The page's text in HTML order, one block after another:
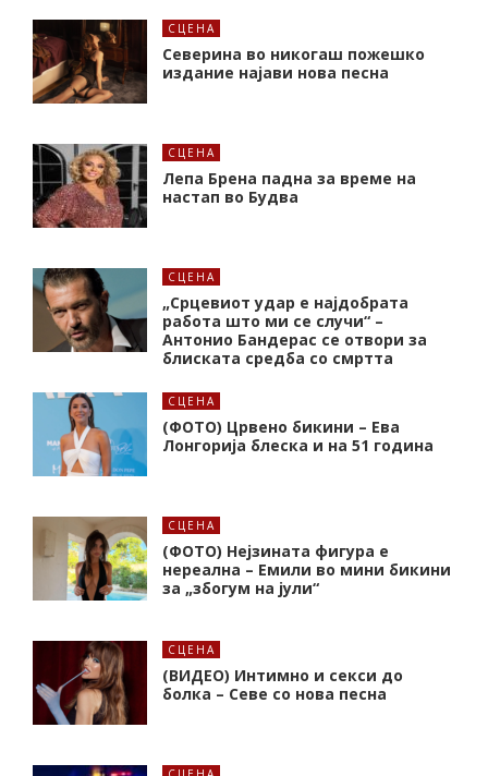
СЦЕНА
Северина во никогаш пожешко
издание најави нова песна
СЦЕНА
Лепа Брена падна за време на
настап во Будва
СЦЕНА
„Срцевиот удар е најдобрата
работа што ми се случи“ –
Антонио Бандерас се отвори за
блиската средба со смртта
СЦЕНА
(ФОТО) Црвено бикини – Ева
Лонгорија блеска и на 51 година
СЦЕНА
(ФОТО) Нејзината фигура е
нереална – Емили во мини бикини
за „збогум на јули“
СЦЕНА
(ВИДЕО) Интимно и секси до
болка – Севе со нова песна